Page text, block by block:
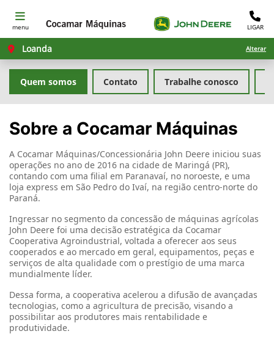
menu LIGAR
Loanda Alterar
Quem somos Contato Trabalhe conosco
Sobre a Cocamar Máquinas
A Cocamar Máquinas/Concessionária John Deere iniciou suas
operações no ano de 2016 na cidade de Maringá (PR),
contando com uma filial em Paranavaí, no noroeste, e uma
loja express em São Pedro do Ivaí, na região centro-norte do
Paraná.
Ingressar no segmento da concessão de máquinas agrícolas
John Deere foi uma decisão estratégica da Cocamar
Cooperativa Agroindustrial, voltada a oferecer aos seus
cooperados e ao mercado em geral, equipamentos, peças e
serviços de alta qualidade com o prestígio de uma marca
mundialmente líder.
Dessa forma, a cooperativa acelerou a difusão de avançadas
tecnologias, como a agricultura de precisão, visando a
possibilitar aos produtores mais rentabilidade e
produtividade.